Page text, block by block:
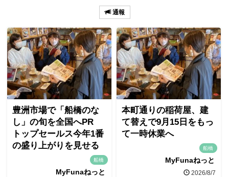
通報
豊洲市場で「船橋のな
し」の旬を全国へPR
トップセールス今年1番
の盛り上がりを見せる
船橋
MyFunaねっと
本町通りの稲荷屋、建
て替えで9月15日をもっ
て一時休業へ
船橋
MyFunaねっと
2026/8/7